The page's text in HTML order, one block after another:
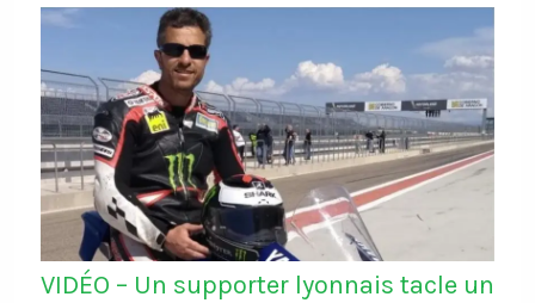
VIDÉO – Un supporter lyonnais tacle un